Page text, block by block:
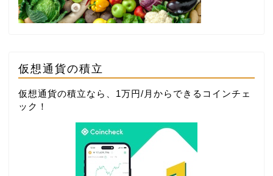
仮想通貨の積立
仮想通貨の積立なら、1万円/月からできる コインチェ
ック ！